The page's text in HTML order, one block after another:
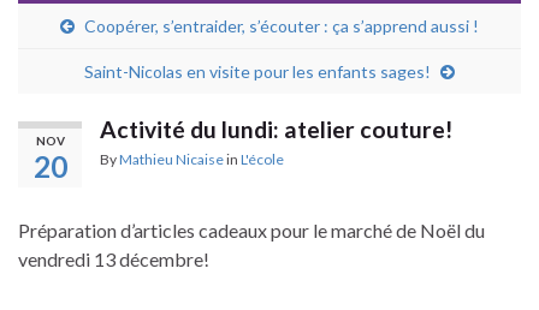
Coopérer, s’entraider, s’écouter : ça s’apprend aussi !
Saint-Nicolas en visite pour les enfants sages!
NOV
20
Activité du lundi: atelier couture!
ByMathieu Nicaisein L'école
Préparation d’articles cadeaux pour le marché de Noël du
vendredi 13 décembre!